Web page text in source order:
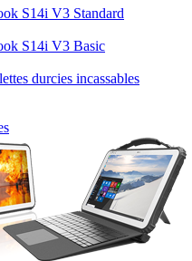
S14i V3 Standard
S14i V3 Basic